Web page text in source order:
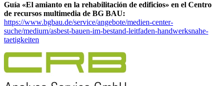
Guía «El amianto en la rehabilitación de edificios» en el Centro
de recursos multimedia de BG BAU:
https://www.bgbau.de/service/angebote/medien-center-
suche/medium/asbest-bauen-im-bestand-leitfaden-handwerksnahe-
taetigkeiten